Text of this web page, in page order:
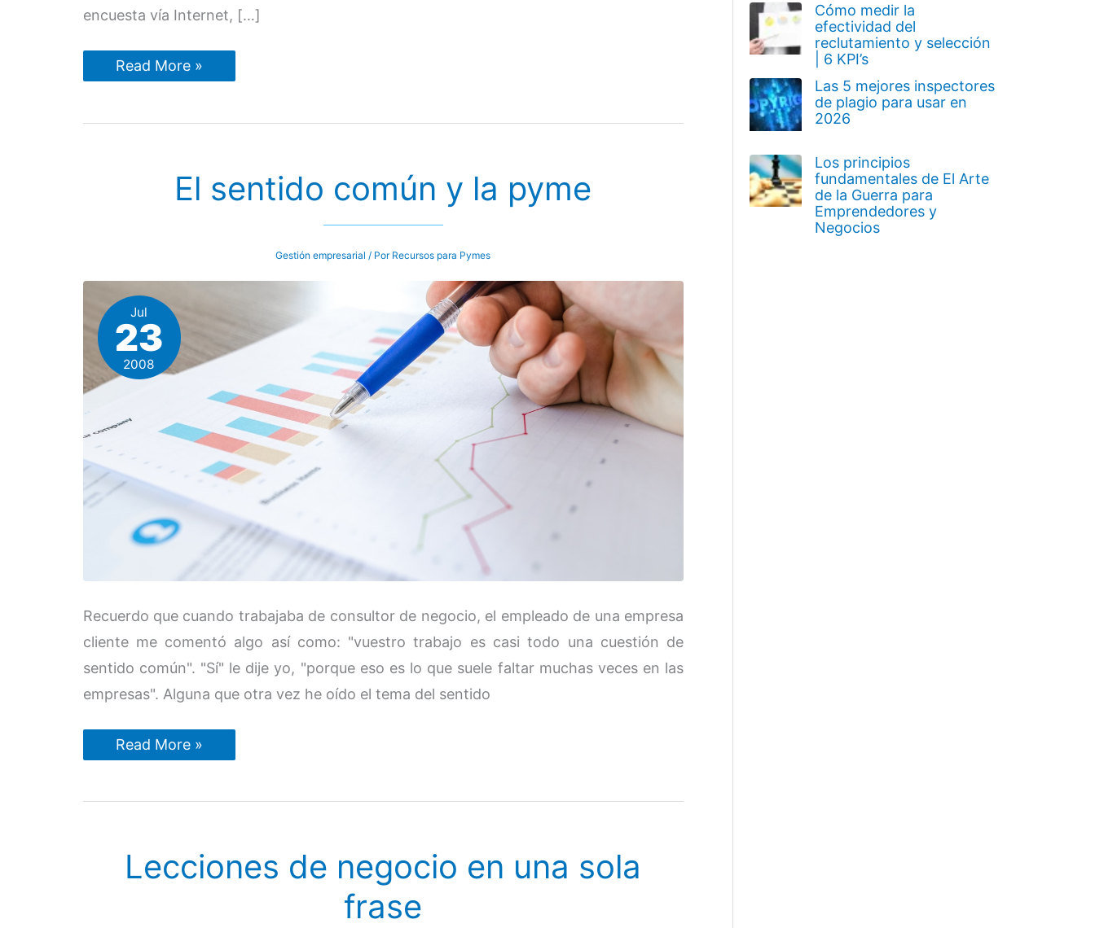
encuesta vía Internet, […]
Cómo
probar
producto
Read More »
El sentido común y la pyme
Gestión empresarial / Por Recursos para Pymes
Jul
23
2008
Recuerdo que cuando trabajaba de consultor de negocio, el empleado de una empresa
cliente me comentó algo así como: "vuestro trabajo es casi todo una cuestión de
sentido común". "Sí" le dije yo, "porque eso es lo que suele faltar muchas veces en las
empresas". Alguna que otra vez he oído el tema del sentido
El
sentido
la
Read More »
Lecciones de negocio en una sola
frase
Cómo medir la
efectividad del
reclutamiento y selección
| 6 KPI’s
Las 5 mejores inspectores
de plagio para usar en
2026
Los principios
fundamentales de El Arte
de la Guerra para
Emprendedores y
Negocios